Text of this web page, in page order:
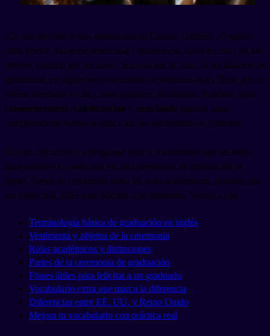
¿Te han invitado a una graduación en Estados Unidos? ¿O quizás
estás viendo una serie americana y aparece esa típica escena con los
birretes volando por los aires? Sea cual sea tu caso, el vocabulario de
graduación en inglés tiene un montón de términos específicos que no
suelen enseñarse en las clases regulares de idiomas. Palabras como
commencement, valedictorian o cum laude pueden sonar
completamente ajenas si nunca las has encontrado en contexto.
En este artículo voy a desglosar todo el vocabulario que necesitas
para entender (y participar en) una ceremonia de graduación en
inglés. Desde la vestimenta hasta los roles académicos, pasando por
las frases más útiles para felicitar a un graduado. Vamos a ello.
Terminología básica de graduación en inglés
Vestimenta y objetos de la ceremonia
Roles académicos y distinciones
Partes de la ceremonia de graduación
Frases útiles para felicitar a un graduado
Vocabulario extra que marca la diferencia
Diferencias entre EE. UU. y Reino Unido
Mejora tu vocabulario con práctica real